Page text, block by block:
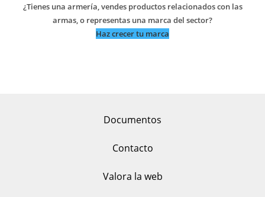
¿Tienes una armería, vendes productos relacionados con las
armas, o representas una marca del sector?
Haz crecer tu marca
Documentos
Contacto
Valora la web